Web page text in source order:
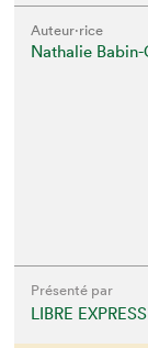
Auteur·rice
Nathalie
Présenté par
LIBRE